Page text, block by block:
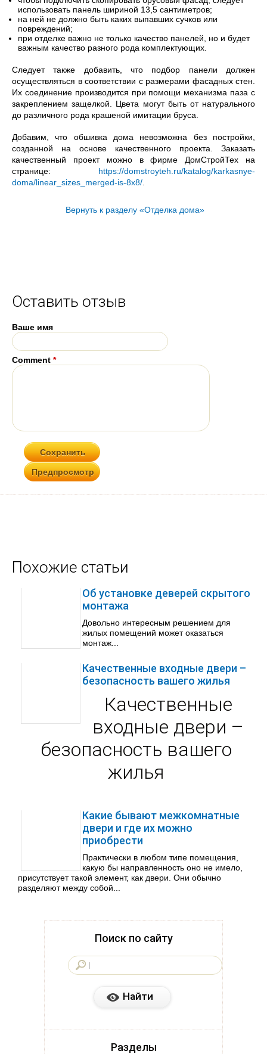
использовать панель шириной 13,5 сантиметров;
на ней не должно быть каких выпавших сучков или
повреждений;
при отделке важно не только качество панелей, но и будет
важным качество разного рода комплектующих.
Следует также добавить, что подбор панели должен
осуществляться в соответствии с размерами фасадных стен.
Их соединение производится при помощи механизма паза с
закреплением защелкой. Цвета могут быть от натурального
до различного рода крашеной имитации бруса.
Добавим, что обшивка дома невозможна без постройки,
созданной на основе качественного проекта. Заказать
качественный проект можно в фирме ДомСтройТех на
странице: https://domstroyteh.ru/katalog/karkasnye-
doma/linear_sizes_merged-is-8x8/
Вернуть к разделу «Отделка дома»
Оставить отзыв
Ваше имя
Comment *
Похожие статьи
Об установке деверей скрытого
монтажа
Довольно интересным решением для
жилых помещений может оказаться
монтаж...
Качественные входные двери –
безопасность вашего жилья
Качественные
входные двери –
безопасность вашего
жилья
Какие бывают межкомнатные
двери и где их можно
приобрести
Практически в любом типе помещения,
какую бы направленность оно не имело,
присутствует такой элемент, как двери. Они обычно
разделяют между собой...
Поиск по сайту
Разделы